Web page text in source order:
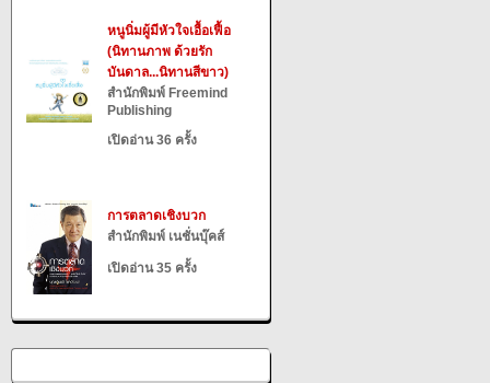
หนูนิ่มผู้มีหัวใจเอื้อเฟื้อ
(นิทานภาพ ด้วยรัก
บันดาล...นิทานสีขาว)
สำนักพิมพ์ Freemind
Publishing
เปิดอ่าน 36 ครั้ง
การตลาดเชิงบวก
สำนักพิมพ์ เนชั่นบุ๊คส์
เปิดอ่าน 35 ครั้ง